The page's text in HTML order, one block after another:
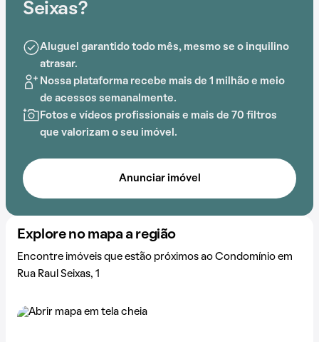
Seixas?
Aluguel garantido todo mês, mesmo se o inquilino
atrasar.
Nossa plataforma recebe mais de 1 milhão e meio
de acessos semanalmente.
Fotos e vídeos profissionais e mais de 70 filtros
que valorizam o seu imóvel.
Anunciar imóvel
Explore no mapa a região
Encontre imóveis que estão próximos ao Condomínio em
Rua Raul Seixas, 1